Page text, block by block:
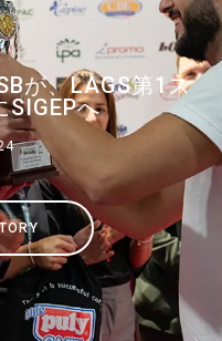
が、LAGS第1ス
SIGEPへ